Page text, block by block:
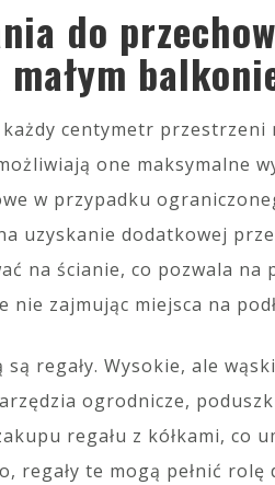
do
centymetr
one maksymalne
w przypadku
uzyskanie dodatkowej
na ścianie, co pozwala
nie zajmując miejsca na
regały. Wysokie, ale
ogrodnicze,
regału z kółkami, co
regały te mogą pełnić